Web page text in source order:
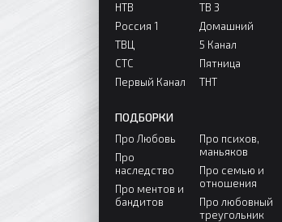
НТВ
Россия 1
ТВЦ
СТС
Первый Канал
ТВ 3
Домашний
5 Канал
Пятница
ТНТ
ПОДБОРКИ
Про Любовь
Про
наследство
Про ментов и
бандитов
Про психов,
маньяков
Про семью и
отношения
Про любовный
треугольник